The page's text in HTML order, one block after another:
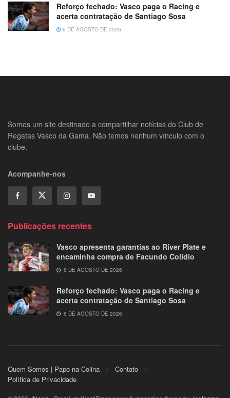
Reforço fechado: Vasco paga o Racing e
acerta contratação de Santiago Sosa
6 DE AGOSTO DE 2026
Somos um site destinado a compartilhar notícias do Club de
Regatas Vasco da Gama. Não temos nenhum vínculo com o
clube.
Acompanhe-nos
Publicações recentes
Vasco apresenta garantias ao River Plate e
encaminha compra de Facundo Colidio
6 DE AGOSTO DE 2026
Reforço fechado: Vasco paga o Racing e
acerta contratação de Santiago Sosa
6 DE AGOSTO DE 2026
Quem Somos | Papo na Colina
Contato
Política de Privacidade